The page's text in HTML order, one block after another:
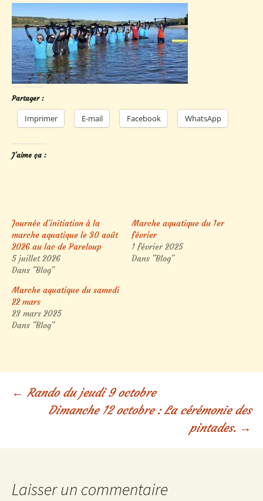
Partager :
Imprimer E-mail Facebook WhatsApp
J’aime ça :
Journée d’initiation à la
marche aquatique le 30 août
2026 au lac de Pareloup
5 juillet 2026
Dans "Blog"
Marche aquatique du 1er
février
1 février 2025
Dans "Blog"
Marche aquatique du samedi
22 mars
23 mars 2025
Dans "Blog"
Navigation
articles
← Rando du jeudi 9 octobre
Dimanche 12 octobre : La cérémonie des
pintades. →
Laisser un commentaire